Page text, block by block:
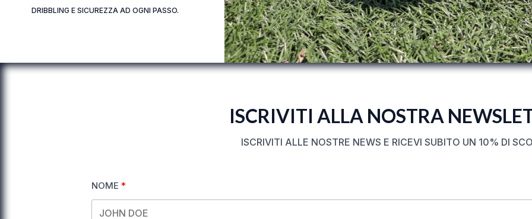
DRIBBLING E SICUREZZA AD OGNI PASSO.
ISCRIVITI ALLA NOSTRA
ISCRIVITI ALLE NOSTRE NEWS E RICEVI SUBITO UN 10% DI
NOME